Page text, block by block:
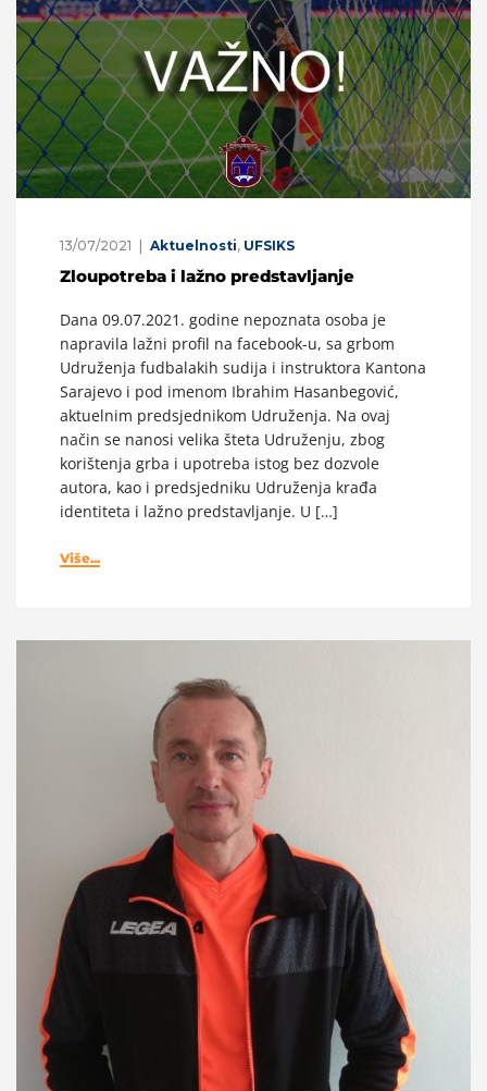
13/07/2021 Aktuelnosti, UFSIKS
Zloupotreba i lažno predstavljanje
Dana 09.07.2021. godine nepoznata osoba je
napravila lažni profil na facebook-u, sa grbom
Udruženja fudbalakih sudija i instruktora Kantona
Sarajevo i pod imenom Ibrahim Hasanbegović,
aktuelnim predsjednikom Udruženja. Na ovaj
način se nanosi velika šteta Udruženju, zbog
korištenja grba i upotreba istog bez dozvole
autora, kao i predsjedniku Udruženja krađa
identiteta i lažno predstavljanje. U […]
Više...